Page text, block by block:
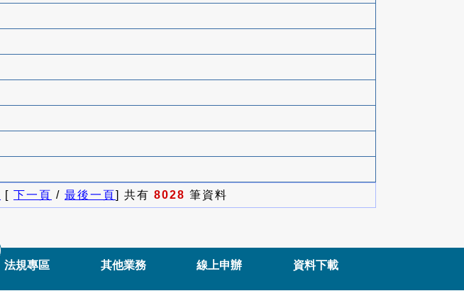
[ 下一頁 / 最後一頁] 共有 8028 筆資料
法規專區 其他業務 線上申辦 資料下載